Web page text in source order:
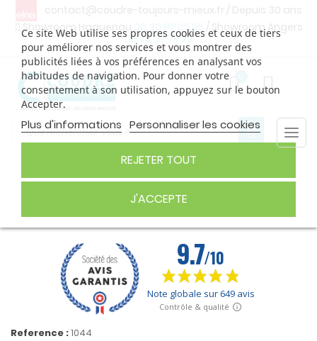
contact@coudre-toujours-mieux.fr / Depuis 30 ans
Showroom Haguenau
06 30 85 05 95
/ Showroom Angers
06 74 27 75 29
Ce site Web utilise ses propres cookies et ceux de tiers
pour améliorer nos services et vous montrer des
publicités liées à vos préférences en analysant vos
habitudes de navigation. Pour donner votre
consentement à son utilisation, appuyez sur le bouton
Accepter.
Plus d'informations Personnaliser les cookies
REJETER TOUT
J'ACCEPTE
FIL À BRODER
Reference :1044